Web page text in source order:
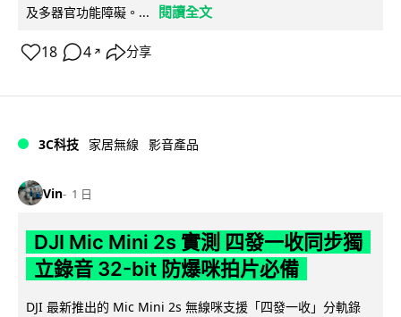
及多器官功能障礙。...
閱讀全文
18 4 ↗ 分享
3C科技 家居無線 影音產品
Vin 1 日
DJI Mic Mini 2s 實測 四發一收同步獨
立錄音 32-bit 防爆咪拍片必備
DJI 最新推出的 Mic Mini 2s 無線咪支援「四發一收」分軌錄